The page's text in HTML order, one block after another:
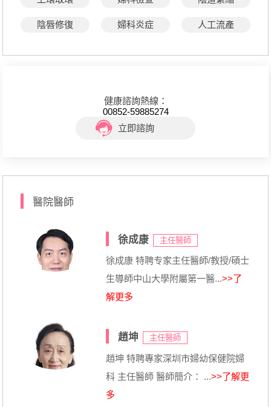
陰唇修復 婦科炎症 人工流產
健康諮詢熱線：
00852-59885274
立即諮詢
醫院醫師
徐成康 主任醫師
徐成康 特聘专家主任醫師/教授/碩士
生導師中山大學附屬第一醫...>>了
解更多
趙坤 主任醫師
趙坤 特聘專家深圳市婦幼保健院婦
科 主任醫師 醫師簡介： ...>>了解更
多